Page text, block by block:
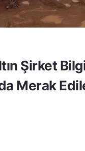
Şirket
Merak